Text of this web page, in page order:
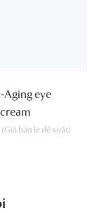
Aging eye